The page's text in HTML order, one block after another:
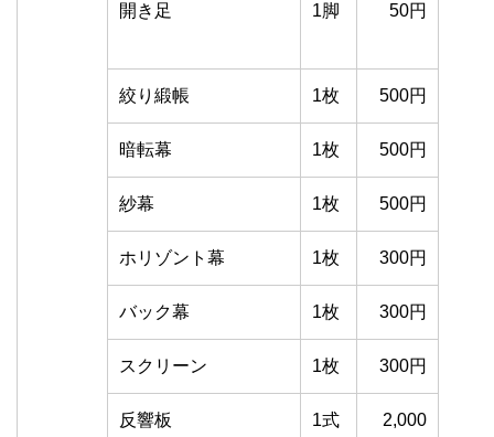
開き足 1脚 50円
絞り緞帳 1枚 500円
暗転幕 1枚 500円
紗幕 1枚 500円
ホリゾント幕 1枚 300円
バック幕 1枚 300円
スクリーン 1枚 300円
反響板 1式
2,000